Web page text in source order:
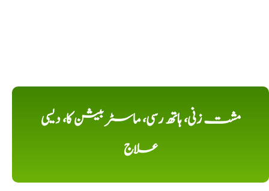
مشت زنی، ہاتھ رسی، ماسٹر بیشن کا، دیسی
علاج